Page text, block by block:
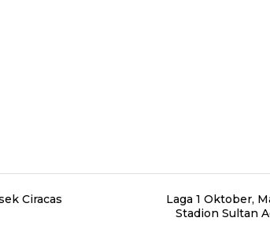
Ciracas
Laga 1 Oktober,
Stadion Sultan